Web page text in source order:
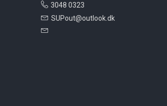
3048 0323
SUPout@outlook.dk